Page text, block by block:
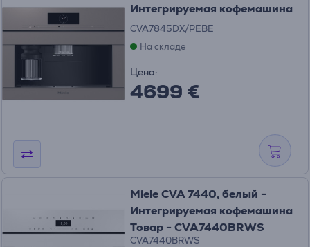
Интегрируемая кофемашина
CVA7845DX/PEBE
На складе
Цена:
4699 €
Miele CVA 7440, белый -
Интегрируемая кофемашина
Товар - CVA7440BRWS
CVA7440BRWS